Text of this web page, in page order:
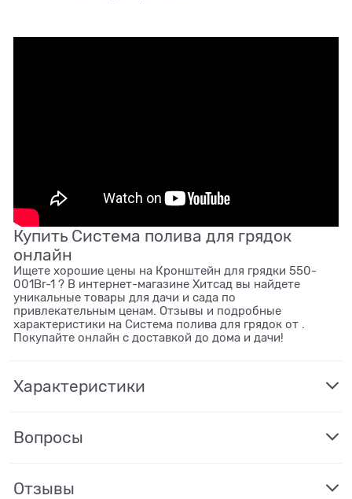
Купить Система полива для грядок
онлайн
Ищете хорошие цены на Кронштейн для грядки 550-
001Br-1 ? В интернет-магазине Хитсад вы найдете
уникальные товары для дачи и сада по
привлекательным ценам. Отзывы и подробные
характеристики на Система полива для грядок от .
Покупайте онлайн с доставкой до дома и дачи!
Характеристики
Вопросы
Отзывы